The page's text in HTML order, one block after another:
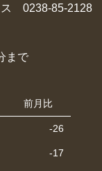
0238-85-2128
まで
前月比
-26
-17